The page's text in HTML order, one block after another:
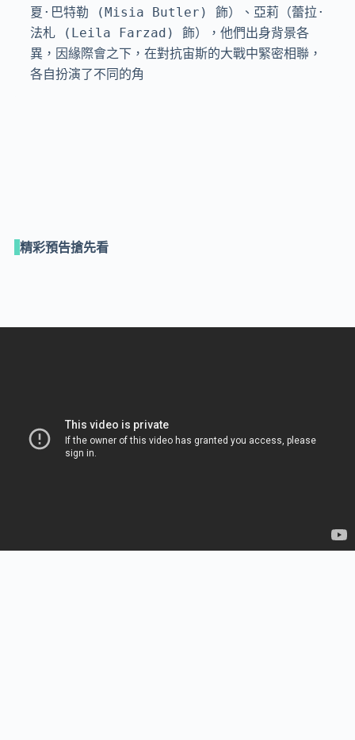
夏·巴特勒 (Misia Butler) 飾）、亞莉（蕾拉·
法札 (Leila Farzad) 飾），他們出身背景各
異，因緣際會之下，在對抗宙斯的大戰中緊密相聯，
各自扮演了不同的角
精彩預告搶先看